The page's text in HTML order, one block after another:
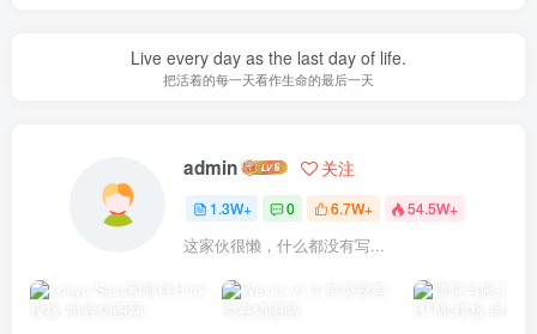
Live every day as the last day of life.
把活着的每一天看作生命的最后一天
admin 关注
1.3W+ 0 6.7W+ 54.5W+
这家伙很懒，什么都没有写...